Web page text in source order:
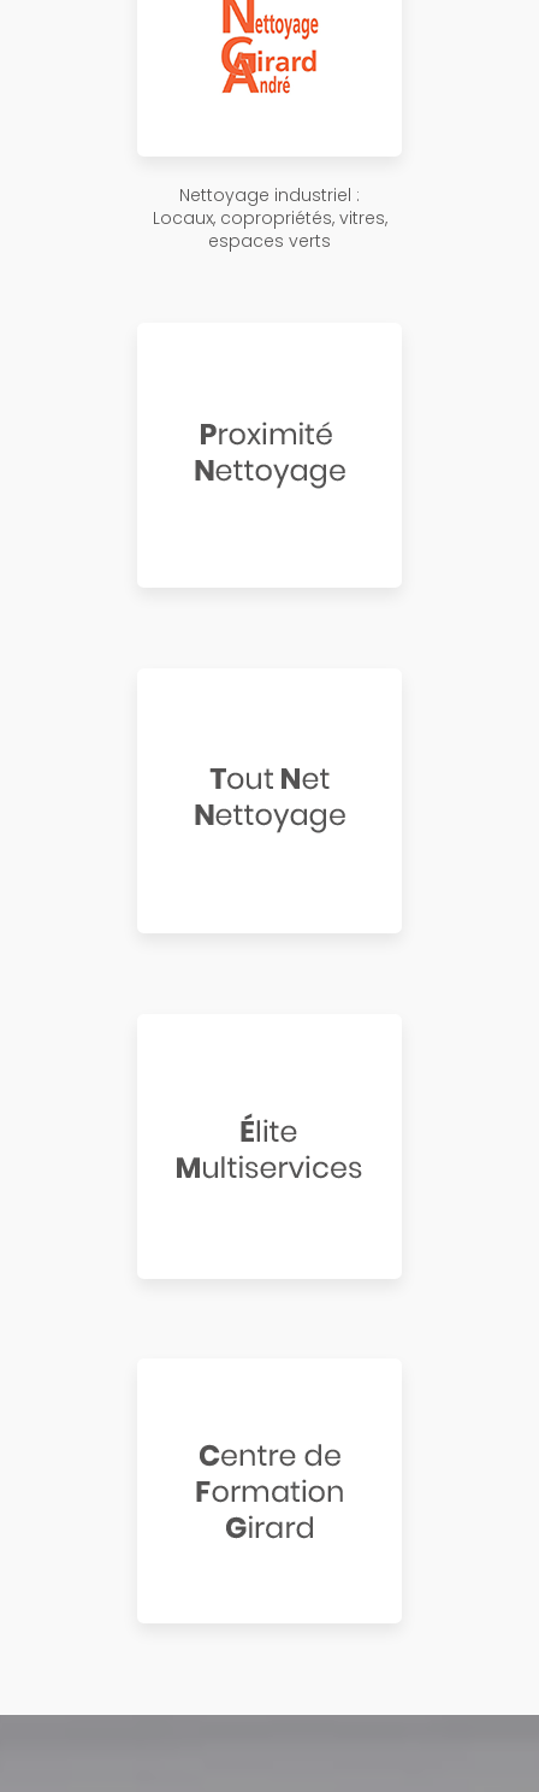
Nettoyage industriel :
Locaux, copropriétés, vitres,
espaces verts